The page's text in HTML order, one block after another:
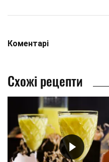
Коментарі
Схожі рецепти